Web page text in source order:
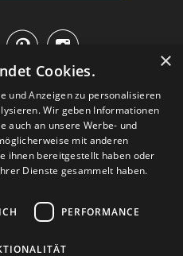

Retoure
×
Cookies.
und Anzeigen zu personalisieren
Wir geben Informationen
auch an unsere Werbe- und
mit anderen
ihnen bereitgestellt haben oder
Dienste gesammelt haben.
PERFORMANCE